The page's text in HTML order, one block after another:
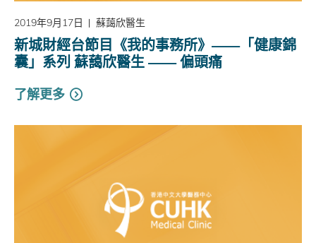
2019年9月17日 蘇藹欣醫生
新城財經台節目《我的事務所》——「健康錦
囊」系列 蘇藹欣醫生 —— 偏頭痛
了解更多